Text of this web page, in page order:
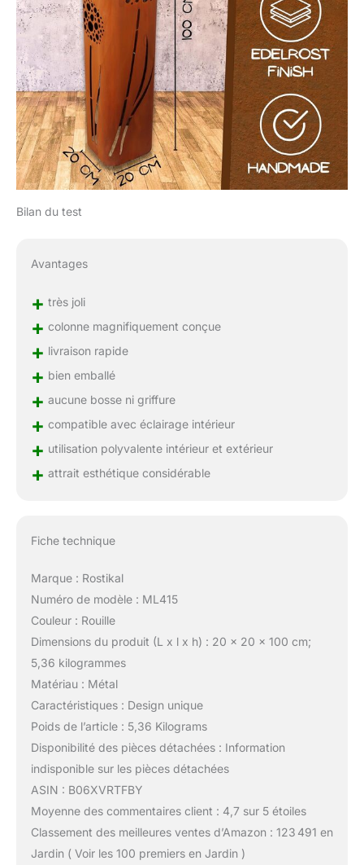
Bilan du test
Avantages
+ très joli
+ colonne magnifiquement conçue
+ livraison rapide
+ bien emballé
+ aucune bosse ni griffure
+ compatible avec éclairage intérieur
+ utilisation polyvalente intérieur et extérieur
+ attrait esthétique considérable
Fiche technique
Marque : Rostikal
Numéro de modèle : ML415
Couleur : Rouille
Dimensions du produit (L x l x h) : 20 x 20 x 100 cm;
5,36 kilogrammes
Matériau : Métal
Caractéristiques : Design unique
Poids de l’article : 5,36 Kilograms
Disponibilité des pièces détachées : Information
indisponible sur les pièces détachées
ASIN : B06XVRTFBY
Moyenne des commentaires client : 4,7 sur 5 étoiles
Classement des meilleures ventes d’Amazon : 123 491 en
Jardin ( Voir les 100 premiers en Jardin )